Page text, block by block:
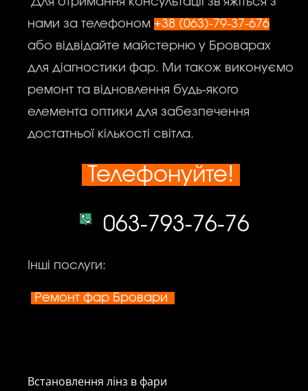
нами за телефоном +38 (063)-79-37-676
або відвідайте майстерню у Броварах
для діагностики фар. Ми також виконуємо
ремонт та відновлення будь-якого
елемента оптики для забезпечення
достатньої кількості світла.
Телефонуйте!
063-793-76-76
Інші послуги:
Ремонт фар Бровари
Встановлення лінз в фари